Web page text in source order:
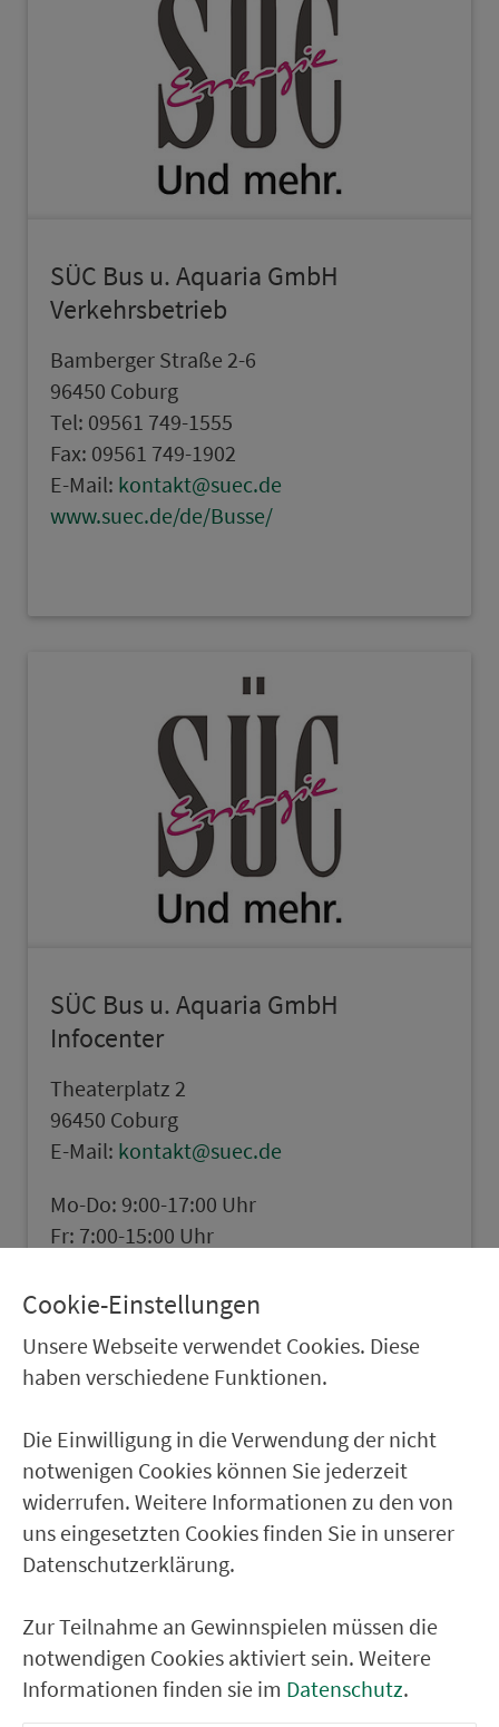
SÜC Bus u. Aquaria GmbH
Verkehrsbetrieb
Bam­berger Straße 2-6
96450 Coburg
Tel: 09561 749-1555
Fax: 09561 749-1902
E-Mail: kontakt@suec.de
www.suec.de/de/Busse/
SÜC Bus u. Aquaria GmbH
Infocenter
Theaterplatz 2
96450 Coburg
E-Mail: kontakt@suec.de
Mo-Do: 9:00-17:00 Uhr
Fr: 7:00-15:00 Uhr
in Karte zeigen
Cookie-Einstellungen
Unsere Webseite verwendet Cookies. Diese
haben verschiedene Funktionen.
Die Einwilligung in die Verwendung der nicht
notwenigen Cookies können Sie jederzeit
widerrufen. Weitere Informationen zu den von
uns eingesetzten Cookies finden Sie in unserer
Datenschutzerklärung.
Zur Teilnahme an Gewinnspielen müssen die
notwendigen Cookies aktiviert sein. Weitere
Informationen finden sie im Datenschutz.